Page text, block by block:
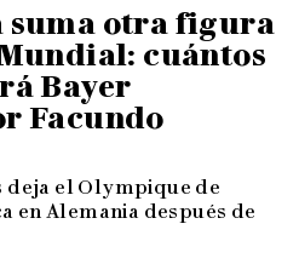
suma otra figura
cuántos
Bayer
Facundo
deja el Olympique de
en Alemania después de